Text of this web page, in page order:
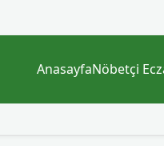
AnasayfaNöbetçi
Müslüman Ülkeler